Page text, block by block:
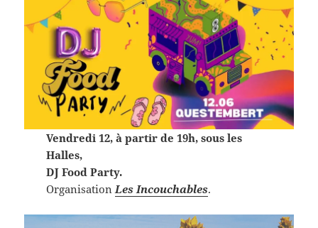
Vendredi 12, à partir de 19h, sous les
Halles,
DJ Food Party.
Organisation Les Incouchables.